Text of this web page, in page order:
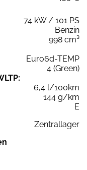
74 kW / 101 PS
Benzin
998 cm³
Euro6d-TEMP
4 (Green)
6,4 l/100km
144 g/km
E
Zentrallager